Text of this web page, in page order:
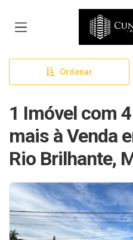
Página
Ordenar
1 Imóvel com
mais à Venda
Rio Brilhante,